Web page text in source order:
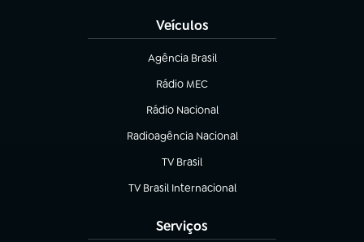
Veículos
Agência Brasil
(abre em nova aba)
Rádio MEC
Rádio Nacional
(abre em nova aba)
Radioagência Nacional
(abre em nova aba)
TV Brasil
(abre em nova aba)
TV Brasil Internacional
(abre em nova aba)
Serviços